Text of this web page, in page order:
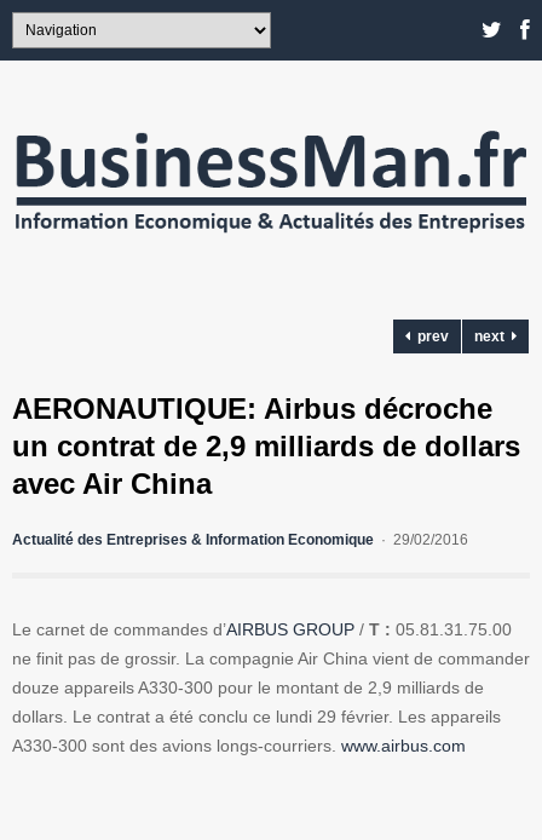
prev next
AERONAUTIQUE: Airbus décroche
un contrat de 2,9 milliards de dollars
avec Air China
Actualité des Entreprises & Information Economique 29/02/2016
Le carnet de commandes d’AIRBUS GROUP / T : 05.81.31.75.00
ne finit pas de grossir. La compagnie Air China vient de commander
douze appareils A330-300 pour le montant de 2,9 milliards de
dollars. Le contrat a été conclu ce lundi 29 février. Les appareils
A330-300 sont des avions longs-courriers. www.airbus.com